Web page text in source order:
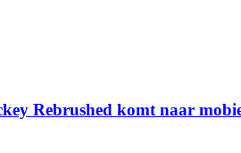
Rebrushed komt naar